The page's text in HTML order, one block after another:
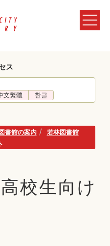
ス
文繁體 한글
書館の案内
若林図書館
校生向け